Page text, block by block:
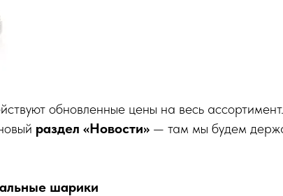
обновленные цены на весь
раздел «Новости» — там мы будем
шарики